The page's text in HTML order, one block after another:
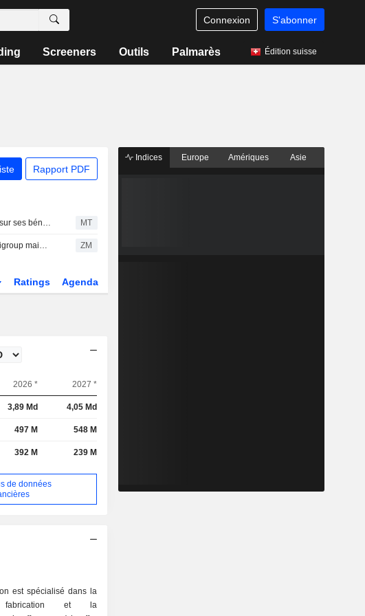
Connexion S'abonner
Screeners Outils Palmarès Édition suisse
Rapport PDF
A. O. Smith confronté à un risque sur ses bénéfices à court terme ; Oppenheimer reste confiant sur la valorisation et les bases de comparaison favorables MT
A. O. SMITH CORPORATION : Citigroup maintient sa recommandation neutre ZM
Ratings Agenda
2026 * 2027 *
3,89 Md 4,05 Md
497 M 548 M
392 M 239 M
de données
est spécialisé dans la
fabrication et la
Indices Europe Amériques Asie